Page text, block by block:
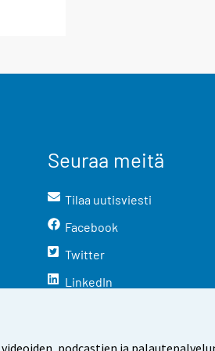
podcastien ja
Seuraa meitä
Tilaa uutisviesti
Facebook
Twitter
LinkedIn